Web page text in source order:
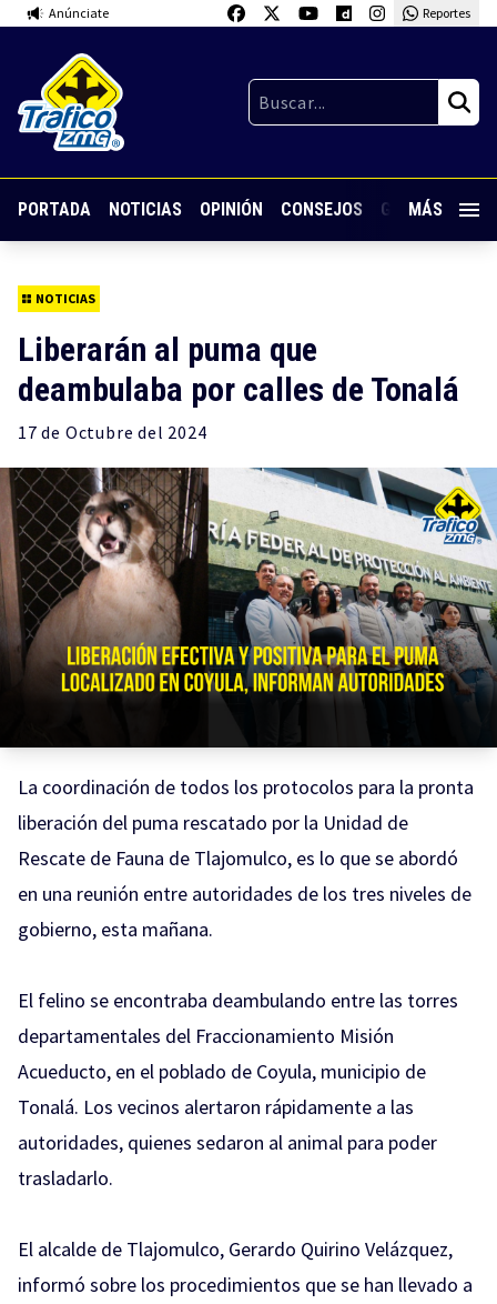
Anúnciate Reportes
PORTADA NOTICIAS OPINIÓN CONSEJOS GUARDIA
MÁS
NOTICIAS
Liberarán al puma que
deambulaba por calles de Tonalá
17 de Octubre del 2024
La coordinación de todos los protocolos para la pronta
liberación del puma rescatado por la Unidad de
Rescate de Fauna de Tlajomulco, es lo que se abordó
en una reunión entre autoridades de los tres niveles de
gobierno, esta mañana.
El felino se encontraba deambulando entre las torres
departamentales del Fraccionamiento Misión
Acueducto, en el poblado de Coyula, municipio de
Tonalá. Los vecinos alertaron rápidamente a las
autoridades, quienes sedaron al animal para poder
trasladarlo.
El alcalde de Tlajomulco, Gerardo Quirino Velázquez,
informó sobre los procedimientos que se han llevado a